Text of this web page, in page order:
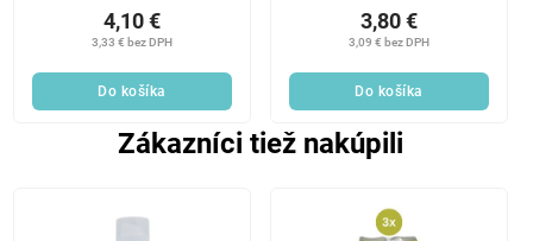
3,33 € bez DPH
4,10 €
Do košíka
3,09 € bez DPH
3,80 €
Do košíka
Zákazníci tiež nakúpili